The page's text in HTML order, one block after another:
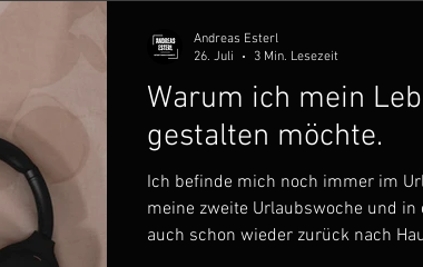
Warum ich mein
gestalten möchte.
Ich befinde mich noch immer im
meine zweite Urlaubswoche und in
auch schon wieder zurück nach
Andreas Esterl
26. Juli
3 Min. Lesezeit